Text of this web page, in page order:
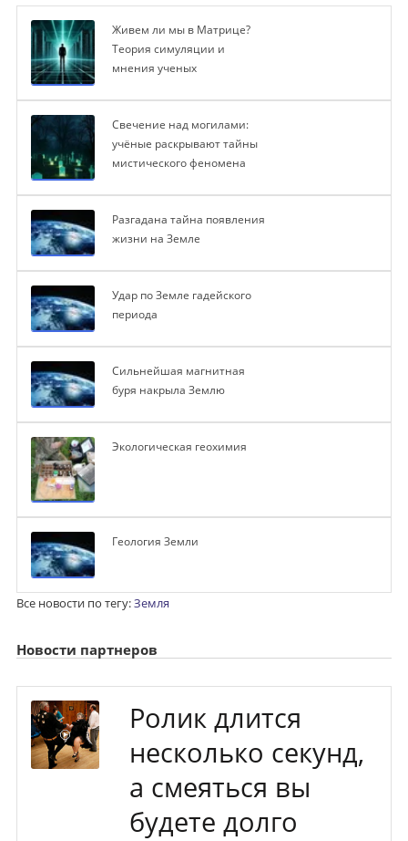
Живем ли мы в Матрице?
Теория симуляции и
мнения ученых
Свечение над могилами:
учёные раскрывают тайны
мистического феномена
Разгадана тайна появления
жизни на Земле
Удар по Земле гадейского
периода
Сильнейшая магнитная
буря накрыла Землю
Экологическая геохимия
Геология Земли
Все новости по тегу:Земля
Новости партнеров
Ролик длится
несколько секунд,
а смеяться вы
будете долго